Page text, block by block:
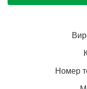
Номер